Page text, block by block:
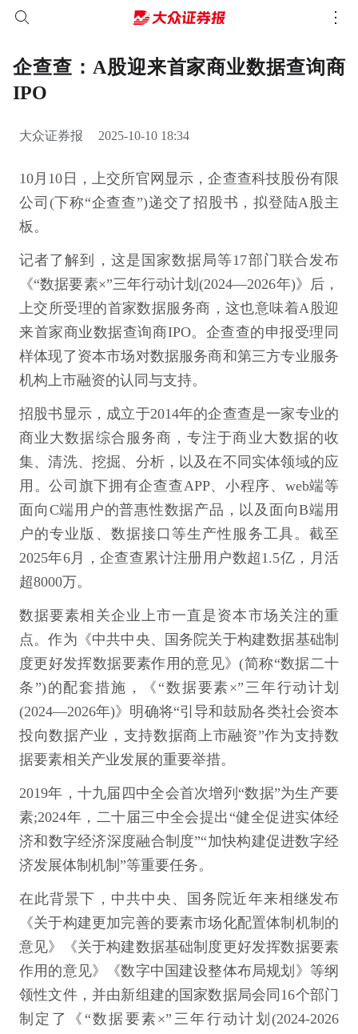
企查查：A股迎来首家商业数据查询商
IPO
大众证券报 2025-10-10 18:34
10月10日，上交所官网显示，企查查科技股份有限
公司(下称“企查查”)递交了招股书，拟登陆A股主
板。
记者了解到，这是国家数据局等17部门联合发布
《“数据要素×”三年行动计划(2024—2026年)》后，
上交所受理的首家数据服务商，这也意味着A股迎
来首家商业数据查询商IPO。企查查的申报受理同
样体现了资本市场对数据服务商和第三方专业服务
机构上市融资的认同与支持。
招股书显示，成立于2014年的企查查是一家专业的
商业大数据综合服务商，专注于商业大数据的收
集、清洗、挖掘、分析，以及在不同实体领域的应
用。公司旗下拥有企查查APP、小程序、web端等
面向C端用户的普惠性数据产品，以及面向B端用
户的专业版、数据接口等生产性服务工具。截至
2025年6月，企查查累计注册用户数超1.5亿，月活
超8000万。
数据要素相关企业上市一直是资本市场关注的重
点。作为《中共中央、国务院关于构建数据基础制
度更好发挥数据要素作用的意见》(简称“数据二十
条”)的配套措施，《“数据要素×”三年行动计划
(2024—2026年)》明确将“引导和鼓励各类社会资本
投向数据产业，支持数据商上市融资”作为支持数
据要素相关产业发展的重要举措。
2019年，十九届四中全会首次增列“数据”为生产要
素;2024年，二十届三中全会提出“健全促进实体经
济和数字经济深度融合制度”“加快构建促进数字经
济发展体制机制”等重要任务。
在此背景下，中共中央、国务院近年来相继发布
《关于构建更加完善的要素市场化配置体制机制的
意见》《关于构建数据基础制度更好发挥数据要素
作用的意见》《数字中国建设整体布局规划》等纲
领性文件，并由新组建的国家数据局会同16个部门
制定了《“数据要素×”三年行动计划(2024-2026